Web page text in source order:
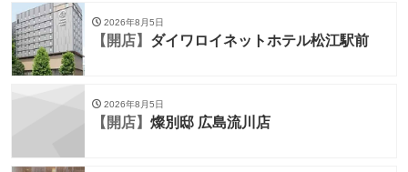
2026年8月5日
【開店】 ダイワロイネットホテル松江駅前
2026年8月5日
【開店】 燦別邸 広島流川店